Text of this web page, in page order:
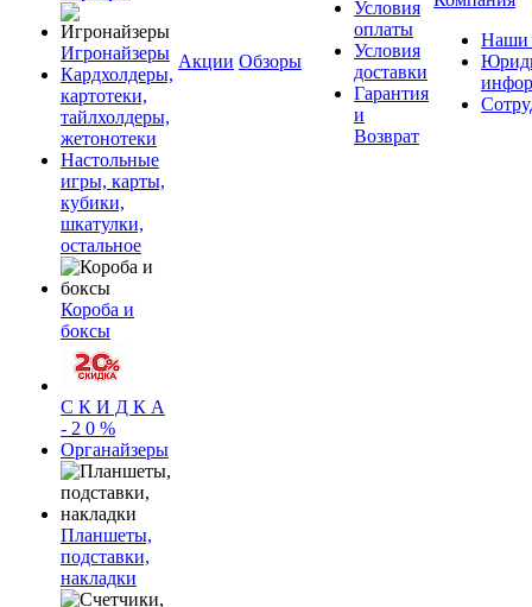
Игронайзеры
Кардхолдеры,
картотеки,
тайлхолдеры,
жетонотеки
Настольные
игры, карты,
кубики,
шкатулки,
остальное
Короба и
боксы
С К И Д К А
- 2 0 %
Органайзеры
Планшеты,
подставки,
накладки
Акции Обзоры
Условия
оплаты
Условия
доставки
Гарантия
и
Возврат
Наши